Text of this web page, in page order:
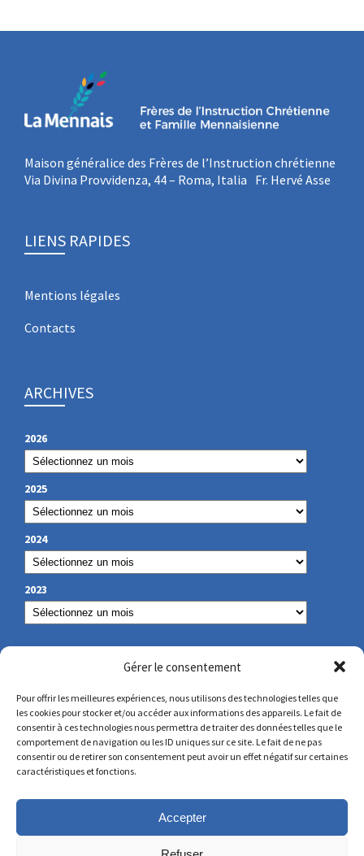
Gérer le consentement
Pour offrir les meilleures expériences, nous utilisons des technologies telles que
les cookies pour stocker et/ou accéder aux informations des appareils. Le fait de
consentir à ces technologies nous permettra de traiter des données telles que le
comportement de navigation ou les ID uniques sur ce site. Le fait de ne pas
consentir ou de retirer son consentement peut avoir un effet négatif sur certaines
caractéristiques et fonctions.
Accepter
Maison généralice des Frères de l’Instruction chrétienne
Via Divina Provvidenza, 44 – Roma, Italia Fr. Hervé Asse
LIENS RAPIDES
Mentions légales
Contacts
ARCHIVES
2026
2025
2024
2023
NOS COORDONNÉES
secretariat@lamennais.org
protectionenfance@lamennais.org